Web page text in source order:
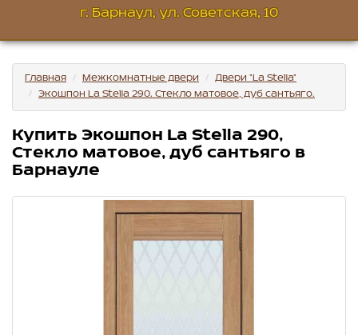
г. Барнаул, ул. Советская, 10
Главная Межкомнатные двери
Двери "La Stella"
Экошпон La Stella 290. Стекло матовое, дуб сантьяго.
Купить Экошпон La Stella 290,
Стекло матовое, дуб сантьяго в
Барнауле